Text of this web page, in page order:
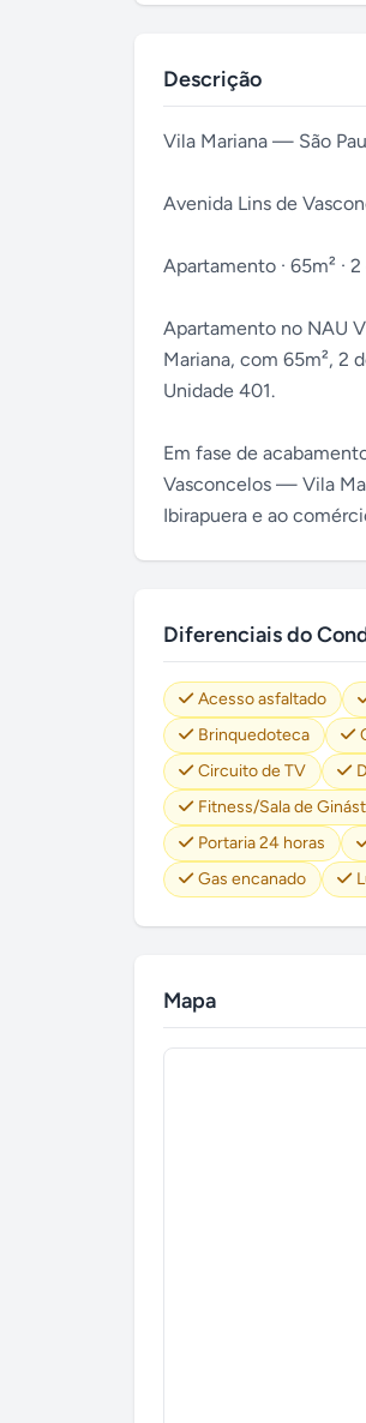
Descrição
Vila Mariana — São
Avenida Lins de
Apartamento · 65m² · 2
Apartamento no NAU
Mariana, com 65m², 2
Unidade 401.
Em fase de
Vasconcelos — Vila
Ibirapuera e ao
Diferenciais do
Acesso asfaltado
Brinquedoteca
Circuito de TV
Fitness/Sala de
Portaria 24 horas
Gas encanado
Mapa